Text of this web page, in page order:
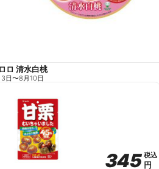
ロ 清水白桃
日〜8月10日
345
345税込
税込
円
円